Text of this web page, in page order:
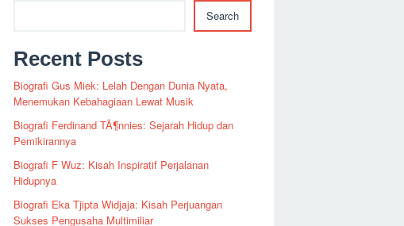
Search
Recent Posts
Biografi Gus Miek: Lelah Dengan Dunia Nyata,
Menemukan Kebahagiaan Lewat Musik
Biografi Ferdinand TÃ¶nnies: Sejarah Hidup dan
Pemikirannya
Biografi F Wuz: Kisah Inspiratif Perjalanan
Hidupnya
Biografi Eka Tjipta Widjaja: Kisah Perjuangan
Sukses Pengusaha Multimiliar